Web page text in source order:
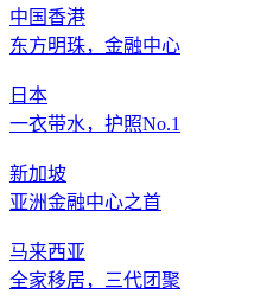
中国香港
东方明珠，金融中心
日本
一衣带水，护照No.1
新加坡
亚洲金融中心之首
马来西亚
全家移居，三代团聚